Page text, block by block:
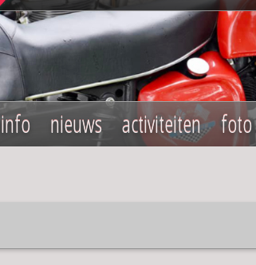
info nieuws activiteiten foto